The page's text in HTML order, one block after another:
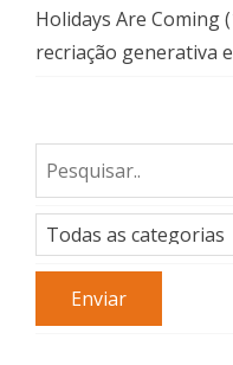
Holidays Are Coming
recriação generativa